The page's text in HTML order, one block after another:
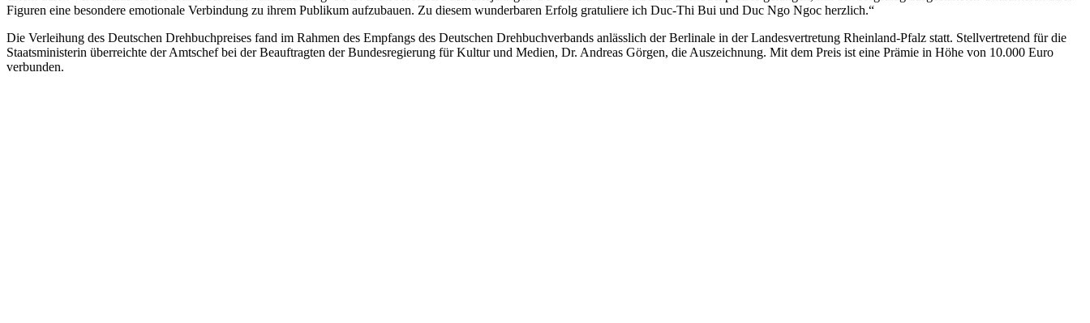
Figuren eine besondere emotionale Verbindung zu ihrem Publikum aufzubauen. Zu diesem wunderbaren Erfolg gratuliere ich Duc-Thi Bui und Duc Ngo Ngoc herzlich.“
Die Verleihung des Deutschen Drehbuchpreises fand im Rahmen des Empfangs des Deutschen Drehbuchverbands anlässlich der Berlinale in der Landesvertretung Rheinland-Pfalz statt. Stellvertretend für die
Staatsministerin überreichte der Amtschef bei der Beauftragten der Bundesregierung für Kultur und Medien, Dr. Andreas Görgen, die Auszeichnung. Mit dem Preis ist eine Prämie in Höhe von 10.000 Euro
verbunden.